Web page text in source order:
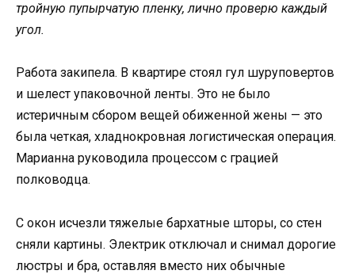
тройную пупырчатую пленку, лично проверю каждый
угол.
Работа закипела. В квартире стоял гул шуруповертов
и шелест упаковочной ленты. Это не было
истеричным сбором вещей обиженной жены — это
была четкая, хладнокровная логистическая операция.
Марианна руководила процессом с грацией
полководца.
С окон исчезли тяжелые бархатные шторы, со стен
сняли картины. Электрик отключал и снимал дорогие
люстры и бра, оставляя вместо них обычные